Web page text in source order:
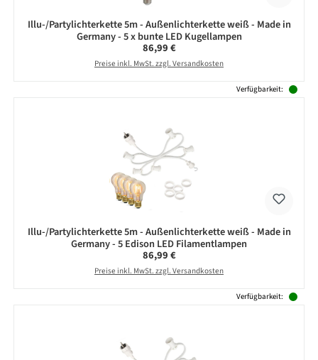
Illu-/Partylichterkette 5m - Außenlichterkette weiß - Made in
Germany - 5 x bunte LED Kugellampen
Regulärer Preis:
86,99 €
Preise inkl. MwSt. zzgl. Versandkosten
Verfügbarkeit:
Illu-/Partylichterkette 5m - Außenlichterkette weiß - Made in
Germany - 5 Edison LED Filamentlampen
Regulärer Preis:
86,99 €
Preise inkl. MwSt. zzgl. Versandkosten
Verfügbarkeit: